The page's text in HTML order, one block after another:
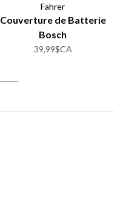
Fahrer
Couverture de Batterie
Bosch
39,99$CA
3